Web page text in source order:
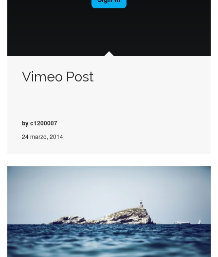
Vimeo Post
24 marzo, 2014
byc1200007